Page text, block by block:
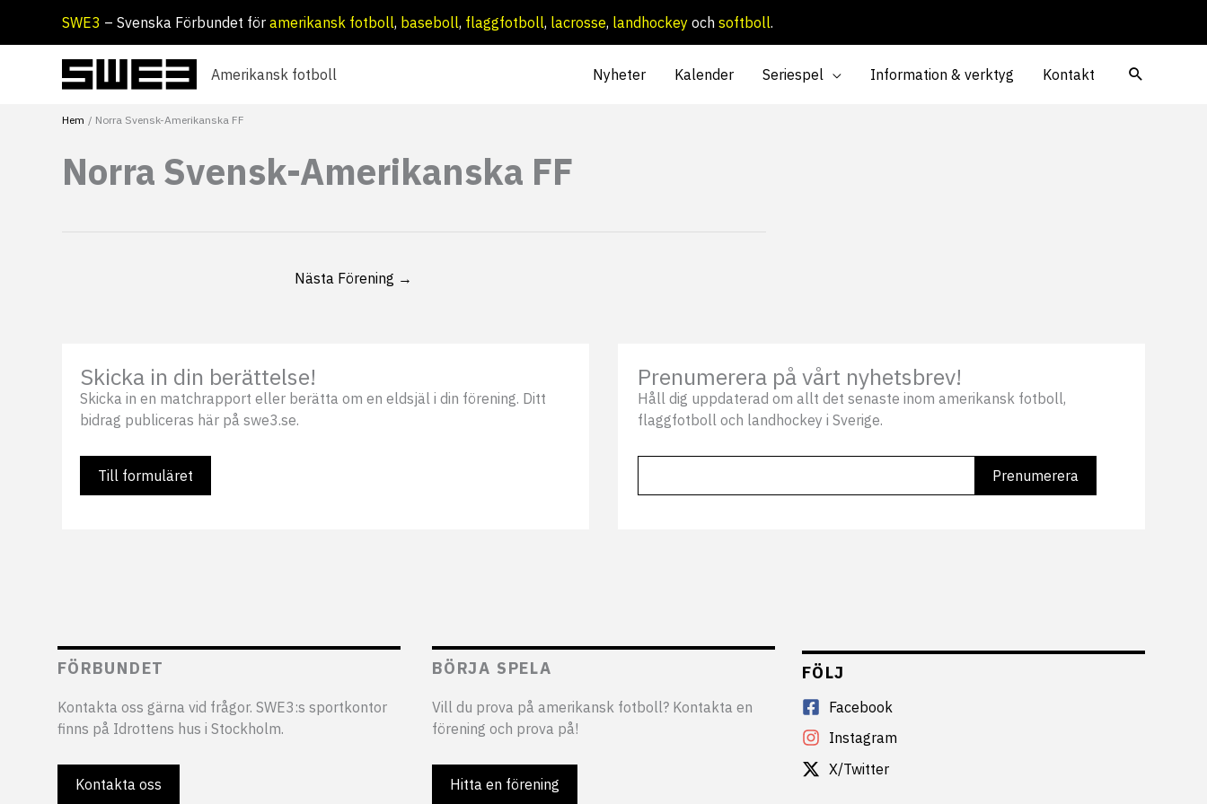
SWE3 – Svenska Förbundet för amerikansk fotboll, baseboll, flaggfotboll, lacrosse, landhockey och softboll.
Amerikansk fotboll Nyheter Kalender Seriespel Information & verktyg Kontakt
Hem Norra Svensk-Amerikanska FF
Norra Svensk-Amerikanska FF
Nästa Förening →
Skicka in din berättelse!
Skicka in en matchrapport eller berätta om en eldsjäl i din förening. Ditt
bidrag publiceras här på swe3.se.
Till formuläret
Prenumerera på vårt nyhetsbrev!
Håll dig uppdaterad om allt det senaste inom amerikansk fotboll,
flaggfotboll och landhockey i Sverige.
FÖRBUNDET
Kontakta oss gärna vid frågor. SWE3:s sportkontor
finns på Idrottens hus i Stockholm.
Kontakta oss
BÖRJA SPELA
Vill du prova på amerikansk fotboll? Kontakta en
förening och prova på!
Hitta en förening
FÖLJ
Facebook
Instagram
X/Twitter